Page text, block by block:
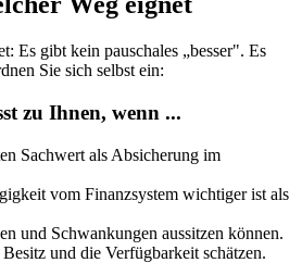
Es gibt kein pauschales „besser". Es
Sie sich selbst ein:
zu Ihnen, wenn ...
Sachwert als Absicherung im
vom Finanzsystem wichtiger ist als
und Schwankungen aussitzen können.
und die Verfügbarkeit schätzen.